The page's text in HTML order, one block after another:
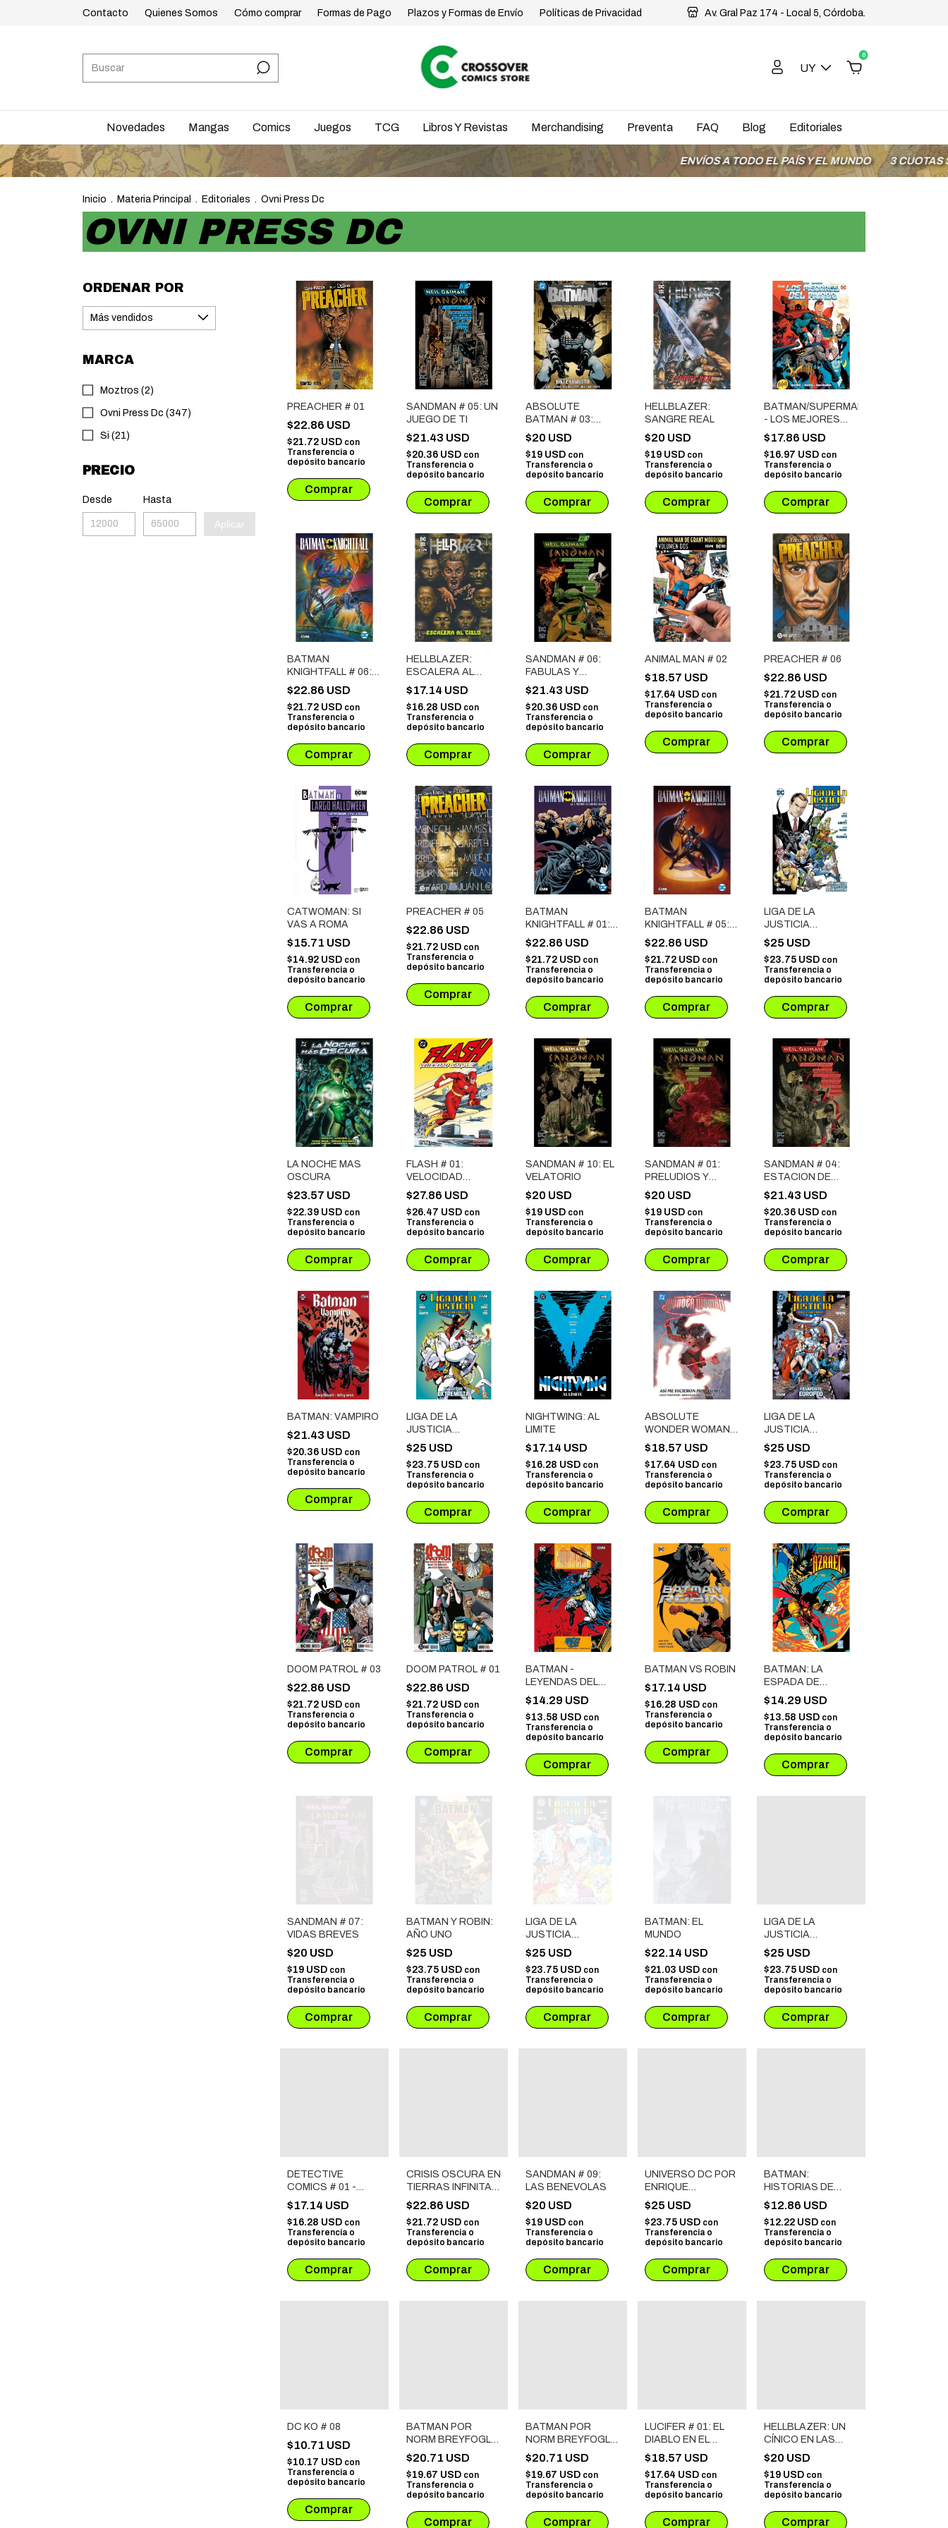
Contacto Quienes Somos Cómo comprar Formas de Pago Plazos y Formas de Envío Políticas de Privacidad Av. Gral Paz 174 - Local 5, Córdoba.
UY
0
Novedades Mangas Comics Juegos TCG Libros Y Revistas Merchandising Preventa FAQ Blog Editoriales
ENVÍOS A TODO EL PAÍS Y EL MUNDO 3 CUOTAS SIN
Inicio . Materia Principal . Editoriales . Ovni Press Dc
OVNI PRESS DC
ORDENAR POR
MARCA
Moztros (2)
Ovni Press Dc (347)
Si (21)
PRECIO
Desde Hasta
Aplicar
PREACHER # 01
$22.86 USD
$21.72 USD con
Transferencia o
depósito bancario
SANDMAN # 05: UN
JUEGO DE TI
$21.43 USD
$20.36 USD con
Transferencia o
depósito bancario
ABSOLUTE
BATMAN # 03:
JOKER ABSOLUTO
$20 USD
$19 USD con
Transferencia o
depósito bancario
HELLBLAZER:
SANGRE REAL
$20 USD
$19 USD con
Transferencia o
depósito bancario
BATMAN/SUPERMAN
- LOS MEJORES
DEL MUNDO # 01:
EL DEMONIO
NEZHA
$17.86 USD
$16.97 USD con
Transferencia o
depósito bancario
BATMAN
KNIGHTFALL # 06:
EL FIN DEL
CABALLERO
$22.86 USD
$21.72 USD con
Transferencia o
depósito bancario
HELLBLAZER:
ESCALERA AL
CIELO
$17.14 USD
$16.28 USD con
Transferencia o
depósito bancario
SANDMAN # 06:
FABULAS Y
REFLEJOS
$21.43 USD
$20.36 USD con
Transferencia o
depósito bancario
ANIMAL MAN # 02
$18.57 USD
$17.64 USD con
Transferencia o
depósito bancario
PREACHER # 06
$22.86 USD
$21.72 USD con
Transferencia o
depósito bancario
CATWOMAN: SI
VAS A ROMA
$15.71 USD
$14.92 USD con
Transferencia o
depósito bancario
PREACHER # 05
$22.86 USD
$21.72 USD con
Transferencia o
depósito bancario
BATMAN
KNIGHTFALL # 01:
PRELUDIO A LA
CAIDA DEL
CABALLERO
$22.86 USD
$21.72 USD con
Transferencia o
depósito bancario
BATMAN
KNIGHTFALL # 05:
LA BUSQUEDA DEL
CABALLERO
$22.86 USD
$21.72 USD con
Transferencia o
depósito bancario
LIGA DE LA
JUSTICIA
INTERNACIONAL #
02: EL EVANGELIO
SECRETO DE
MAXWELL LORD
$25 USD
$23.75 USD con
Transferencia o
depósito bancario
LA NOCHE MAS
OSCURA
$23.57 USD
$22.39 USD con
Transferencia o
depósito bancario
FLASH # 01:
VELOCIDAD
SALVAJE
$27.86 USD
$26.47 USD con
Transferencia o
depósito bancario
SANDMAN # 10: EL
VELATORIO
$20 USD
$19 USD con
Transferencia o
depósito bancario
SANDMAN # 01:
PRELUDIOS Y
NOCTURNOS
$20 USD
$19 USD con
Transferencia o
depósito bancario
SANDMAN # 04:
ESTACION DE
NIEBLAS
$21.43 USD
$20.36 USD con
Transferencia o
depósito bancario
BATMAN: VAMPIRO
$21.43 USD
$20.36 USD con
Transferencia o
depósito bancario
LIGA DE LA
JUSTICIA
INTERNACIONAL #
06: EL VECTOR
EXTREMISTA
$25 USD
$23.75 USD con
Transferencia o
depósito bancario
NIGHTWING: AL
LIMITE
$17.14 USD
$16.28 USD con
Transferencia o
depósito bancario
ABSOLUTE
WONDER WOMAN #
02
$18.57 USD
$17.64 USD con
Transferencia o
depósito bancario
LIGA DE LA
JUSTICIA
INTERNACIONAL #
04: PASAPORTE
EUROPEO
$25 USD
$23.75 USD con
Transferencia o
depósito bancario
DOOM PATROL # 03
$22.86 USD
$21.72 USD con
Transferencia o
depósito bancario
DOOM PATROL # 01
$22.86 USD
$21.72 USD con
Transferencia o
depósito bancario
BATMAN -
LEYENDAS DEL
CABALLERO
OSCURO: FE
$14.29 USD
$13.58 USD con
Transferencia o
depósito bancario
BATMAN VS ROBIN
$17.14 USD
$16.28 USD con
Transferencia o
depósito bancario
BATMAN: LA
ESPADA DE
AZRAEL
$14.29 USD
$13.58 USD con
Transferencia o
depósito bancario
SANDMAN # 07:
VIDAS BREVES
$20 USD
$19 USD con
Transferencia o
depósito bancario
BATMAN Y ROBIN:
AÑO UNO
$25 USD
$23.75 USD con
Transferencia o
depósito bancario
LIGA DE LA
JUSTICIA
INTERNACIONAL #
08: QUIEN PORTA
LA ESTRELLA
$25 USD
$23.75 USD con
Transferencia o
depósito bancario
BATMAN: EL
MUNDO
$22.14 USD
$21.03 USD con
Transferencia o
depósito bancario
LIGA DE LA
JUSTICIA
INTERNACIONAL #
07: NACIDO PARA
LA GLORIA
$25 USD
$23.75 USD con
Transferencia o
depósito bancario
DETECTIVE
COMICS # 01 -
GOTHAM
NOCTURNA:
OBERTURA
$17.14 USD
$16.28 USD con
Transferencia o
depósito bancario
CRISIS OSCURA EN
TIERRAS INFINITAS
# 02
$22.86 USD
$21.72 USD con
Transferencia o
depósito bancario
SANDMAN # 09:
LAS BENEVOLAS
$20 USD
$19 USD con
Transferencia o
depósito bancario
UNIVERSO DC POR
ENRIQUE
ALCATENA
$25 USD
$23.75 USD con
Transferencia o
depósito bancario
BATMAN:
HISTORIAS DE
FANTASMAS
$12.86 USD
$12.22 USD con
Transferencia o
depósito bancario
DC KO # 08
$10.71 USD
$10.17 USD con
Transferencia o
depósito bancario
BATMAN POR
NORM BREYFOGLE
# 03
$20.71 USD
$19.67 USD con
Transferencia o
depósito bancario
BATMAN POR
NORM BREYFOGLE
# 01
$20.71 USD
$19.67 USD con
Transferencia o
depósito bancario
LUCIFER # 01: EL
DIABLO EN EL
UMBRAL
$18.57 USD
$17.64 USD con
Transferencia o
depósito bancario
HELLBLAZER: UN
CÍNICO EN LAS
PUERTAS DEL
INFIERNO
$20 USD
$19 USD con
Transferencia o
depósito bancario